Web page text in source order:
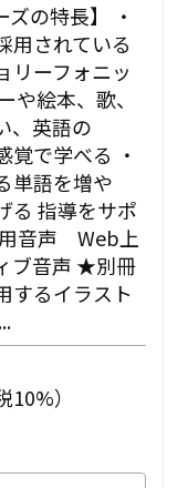
ズの特長】 ・
用されている
リーフォニッ
や絵本、歌、
、英語の
覚で学べる ・
単語を増や
る 指導をサポ
音声 Web上
ブ音声 ★別冊
るイラスト
）